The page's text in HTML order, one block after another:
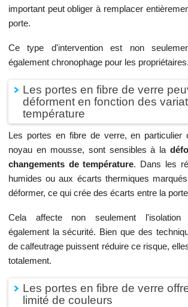
important peut obliger à remplacer
porte.
Ce type d'intervention est non
également chronophage pour les propriétaires.
Les portes en fibre de verre
déforment en fonction des
température
Les portes en fibre de verre, en particulier
noyau en mousse, sont sensibles à la
changements de température. Dans les
humides ou aux écarts thermiques
déformer, ce qui crée des écarts entre la
Cela affecte non seulement l'isolation
également la sécurité. Bien que des
de calfeutrage puissent réduire ce risque,
totalement.
Les portes en fibre de verre
limité de couleurs